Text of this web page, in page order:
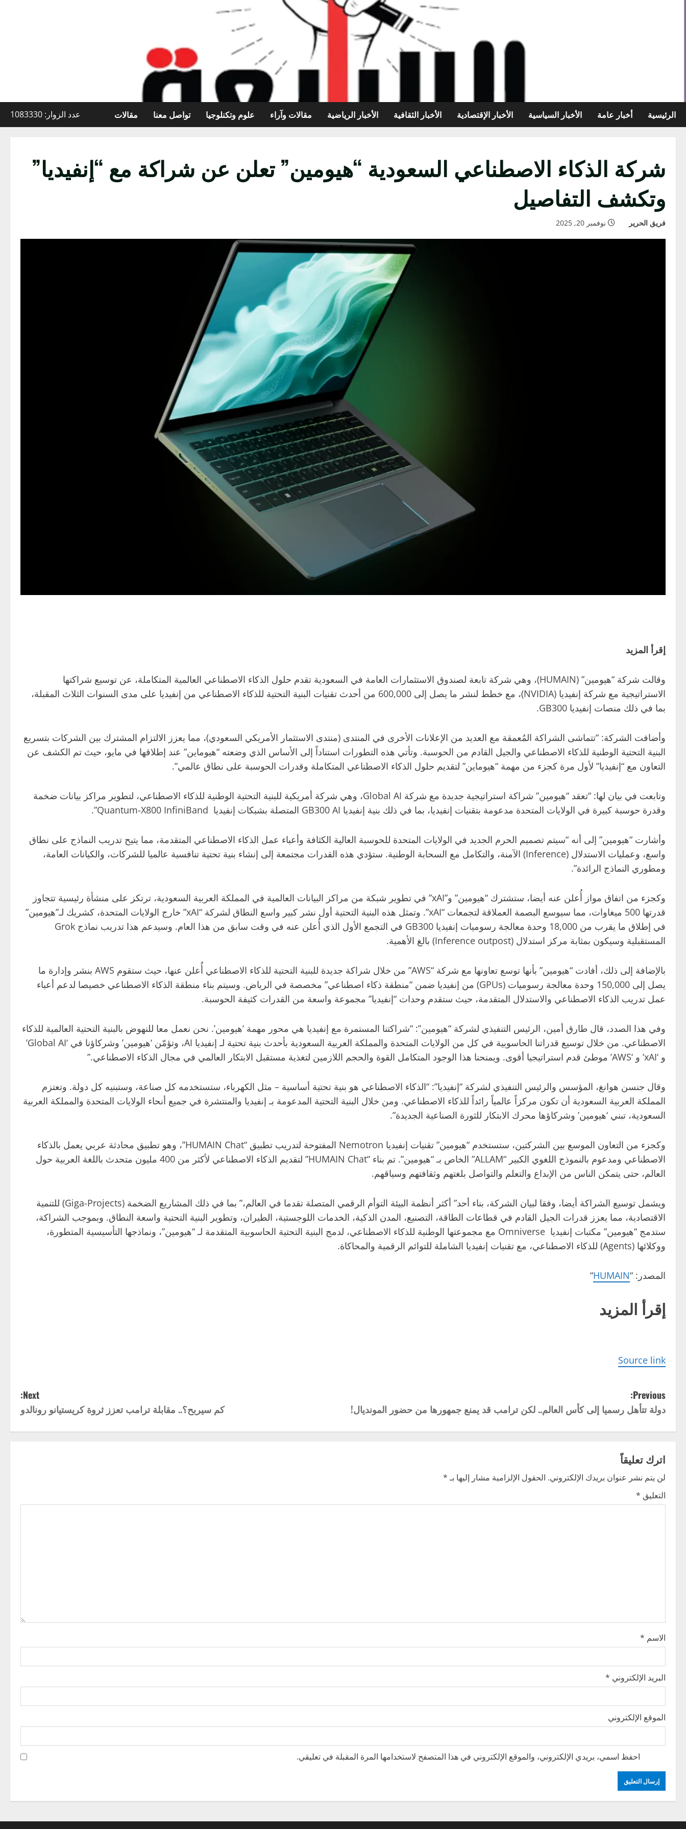
الرئيسية أخبار عامة الأخبار السياسية الأخبار الإقتصادية الأخبار الثقافية الأخبار الرياضية مقالات وآراء علوم وتكنلوجيا تواصل معنا مقالات عدد الزوار: 1083330
شركة الذكاء الاصطناعي السعودية “هيومين” تعلن عن شراكة مع “إنفيديا”
وتكشف التفاصيل
فريق الحرير نوفمبر 20, 2025
إقرأ المزيد
وقالت شركة “هيومين” (HUMAIN)، وهي شركة تابعة لصندوق الاستثمارات العامة في السعودية تقدم حلول الذكاء الاصطناعي العالمية المتكاملة، عن توسيع شراكتها
الاستراتيجية مع شركة إنفيديا (NVIDIA)، مع خطط لنشر ما يصل إلى 600,000 من أحدث تقنيات البنية التحتية للذكاء الاصطناعي من إنفيديا على مدى السنوات الثلاث المقبلة،
بما في ذلك منصات إنفيديا GB300.
وأضافت الشركة: “تتماشى الشراكة المُعمقة مع العديد من الإعلانات الأخرى في المنتدى (منتدى الاستثمار الأمريكي السعودي)، مما يعزز الالتزام المشترك بين الشركات بتسريع
البنية التحتية الوطنية للذكاء الاصطناعي والجيل القادم من الحوسبة. وتأتي هذه التطورات استناداً إلى الأساس الذي وضعته “هيوماين” عند إطلاقها في مايو، حيث تم الكشف عن
التعاون مع “إنفيديا” لأول مرة كجزء من مهمة “هيوماين” لتقديم حلول الذكاء الاصطناعي المتكاملة وقدرات الحوسبة على نطاق عالمي”.
وتابعت في بيان لها: “تعقد “هيومين” شراكة استراتيجية جديدة مع شركة Global AI، وهي شركة أمريكية للبنية التحتية الوطنية للذكاء الاصطناعي، لتطوير مراكز بيانات ضخمة
وقدرة حوسبة كبيرة في الولايات المتحدة مدعومة بتقنيات إنفيديا، بما في ذلك بنية إنفيديا GB300 AI المتصلة بشبكات إنفيديا Quantum-X800 InfiniBand”.
وأشارت “هيومين” إلى أنه “سيتم تصميم الحرم الجديد في الولايات المتحدة للحوسبة العالية الكثافة وأعباء عمل الذكاء الاصطناعي المتقدمة، مما يتيح تدريب النماذج على نطاق
واسع، وعمليات الاستدلال (Inference) الآمنة، والتكامل مع السحابة الوطنية. ستؤدي هذه القدرات مجتمعة إلى إنشاء بنية تحتية تنافسية عالميا للشركات، والكيانات العامة،
ومطوري النماذج الرائدة”.
وكجزء من اتفاق مواز أُعلن عنه أيضا، ستشترك “هيومين” و”xAI” في تطوير شبكة من مراكز البيانات العالمية في المملكة العربية السعودية، ترتكز على منشأة رئيسية تتجاوز
قدرتها 500 ميغاوات، مما سيوسع البصمة العملاقة لتجمعات “xAI”. وتمثل هذه البنية التحتية أول نشر كبير واسع النطاق لشركة “xAI” خارج الولايات المتحدة، كشريك لـ”هيومين”
في إطلاق ما يقرب من 18,000 وحدة معالجة رسوميات إنفيديا GB300 في التجمع الأول الذي أُعلن عنه في وقت سابق من هذا العام. وسيدعم هذا تدريب نماذج Grok
المستقبلية وسيكون بمثابة مركز استدلال (Inference outpost) بالغ الأهمية.
بالإضافة إلى ذلك، أفادت “هيومين” بأنها توسع تعاونها مع شركة “AWS” من خلال شراكة جديدة للبنية التحتية للذكاء الاصطناعي أُعلن عنها، حيث ستقوم AWS بنشر وإدارة ما
يصل إلى 150,000 وحدة معالجة رسوميات (GPUs) من إنفيديا ضمن “منطقة ذكاء اصطناعي” مخصصة في الرياض. وسيتم بناء منطقة الذكاء الاصطناعي خصيصا لدعم أعباء
عمل تدريب الذكاء الاصطناعي والاستدلال المتقدمة، حيث ستقدم وحدات “إنفيديا” مجموعة واسعة من القدرات كثيفة الحوسبة.
وفي هذا الصدد، قال طارق أمين، الرئيس التنفيذي لشركة “هيومين”: “شراكتنا المستمرة مع إنفيديا هي محور مهمة ‘هيومين’. نحن نعمل معا للنهوض بالبنية التحتية العالمية للذكاء
الاصطناعي. من خلال توسيع قدراتنا الحاسوبية في كل من الولايات المتحدة والمملكة العربية السعودية بأحدث بنية تحتية لـ إنفيديا AI، وتؤمّن ‘هيومين’ وشركاؤنا في ‘Global AI’
و ‘xAI’ و ‘AWS’ موطئ قدم استراتيجيا أقوى. ويمنحنا هذا الوجود المتكامل القوة والحجم اللازمين لتغذية مستقبل الابتكار العالمي في مجال الذكاء الاصطناعي.”
وقال جنسن هوانغ، المؤسس والرئيس التنفيذي لشركة “إنفيديا”: “الذكاء الاصطناعي هو بنية تحتية أساسية – مثل الكهرباء، ستستخدمه كل صناعة، وستبنيه كل دولة. وتعتزم
المملكة العربية السعودية أن تكون مركزاً عالمياً رائداً للذكاء الاصطناعي. ومن خلال البنية التحتية المدعومة بـ إنفيديا والمنتشرة في جميع أنحاء الولايات المتحدة والمملكة العربية
السعودية، تبني ‘هيومين’ وشركاؤها محرك الابتكار للثورة الصناعية الجديدة”.
وكجزء من التعاون الموسع بين الشركتين، ستستخدم “هيومين” تقنيات إنفيديا Nemotron المفتوحة لتدريب تطبيق “HUMAIN Chat”، وهو تطبيق محادثة عربي يعمل بالذكاء
الاصطناعي ومدعوم بالنموذج اللغوي الكبير “ALLAM” الخاص بـ “هيومين”. تم بناء “HUMAIN Chat” لتقديم الذكاء الاصطناعي لأكثر من 400 مليون متحدث باللغة العربية حول
العالم، حتى يتمكن الناس من الإبداع والتعلم والتواصل بلغتهم وثقافتهم وسياقهم.
ويشمل توسيع الشراكة أيضا، وفقا لبيان الشركة، بناء أحد” أكثر أنظمة البيئة التوأم الرقمي المتصلة تقدما في العالم،” بما في ذلك المشاريع الضخمة (Giga-Projects) للتنمية
الاقتصادية، مما يعزز قدرات الجيل القادم في قطاعات الطاقة، التصنيع، المدن الذكية، الخدمات اللوجستية، الطيران، وتطوير البنية التحتية واسعة النطاق. وبموجب الشراكة،
ستدمج “هيومين” مكتبات إنفيديا Omniverse مع مجموعتها الوطنية للذكاء الاصطناعي، لدمج البنية التحتية الحاسوبية المتقدمة لـ “هيومين”، ونماذجها التأسيسية المتطورة،
ووكلائها (Agents) للذكاء الاصطناعي، مع تقنيات إنفيديا الشاملة للتوائم الرقمية والمحاكاة.
المصدر: “HUMAIN
“
إقرأ المزيد
Source link
P
o
t
n
a
i
o
n
Previous:
دولة تتأهل رسميا إلى كأس العالم.. لكن ترامب قد يمنع جمهورها من حضور المونديال!
Next:
كم سيربح؟.. مقابلة ترامب تعزز ثروة كريستيانو رونالدو
اترك تعليقاً
لن يتم نشر عنوان بريدك الإلكتروني. الحقول الإلزامية مشار إليها بـ*
التعليق *
الاسم *
البريد الإلكتروني *
الموقع الإلكتروني
احفظ اسمي، بريدي الإلكتروني، والموقع الإلكتروني في هذا المتصفح لاستخدامها المرة المقبلة في تعليقي.